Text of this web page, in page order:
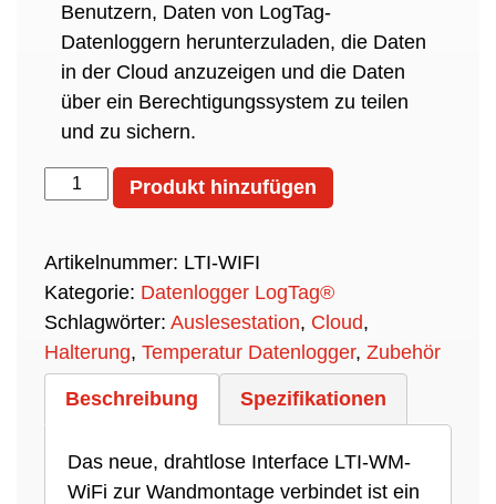
Benutzern, Daten von LogTag-
Datenloggern herunterzuladen, die Daten
in der Cloud anzuzeigen und die Daten
über ein Berechtigungssystem zu teilen
und zu sichern.
LogTag®
WiFi
Interface
Menge
Produkt hinzufügen
Artikelnummer: LTI-WIFI
Kategorie: Datenlogger LogTag®
Schlagwörter: Auslesestation, Cloud,
Halterung, Temperatur Datenlogger, Zubehör
Beschreibung Spezifikationen
Das neue, drahtlose Interface LTI-WM-
WiFi zur Wandmontage verbindet ist ein